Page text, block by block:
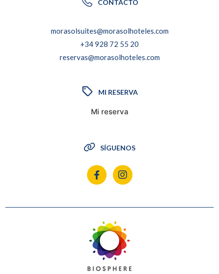
CONTACTO
morasolsuites@morasolhoteles.com
+34 928 72 55 20
reservas@morasolhoteles.com
MI RESERVA
Mi reserva
SÍGUENOS